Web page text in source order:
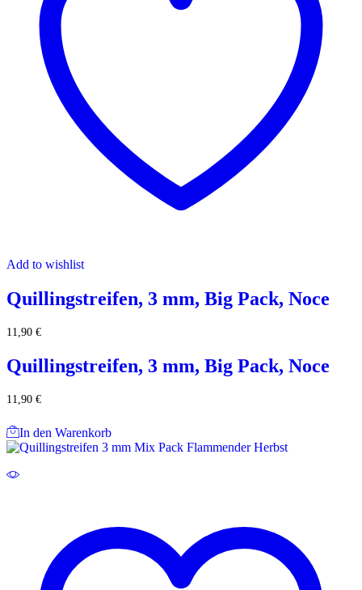
Add to wishlist
Quillingstreifen, 3 mm, Big Pack, Noce
11,90 €
Quillingstreifen, 3 mm, Big Pack, Noce
11,90 €
In den Warenkorb